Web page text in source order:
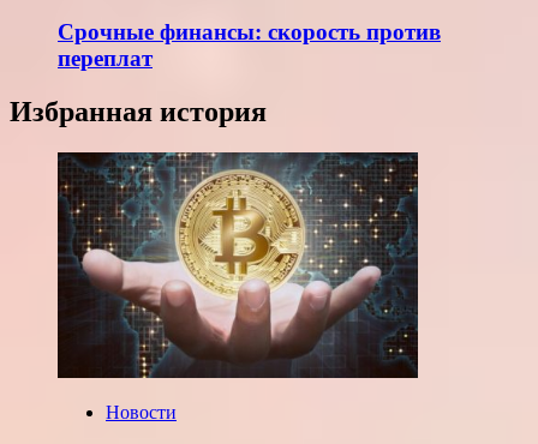
Срочные финансы: скорость против
переплат
Избранная история
Новости